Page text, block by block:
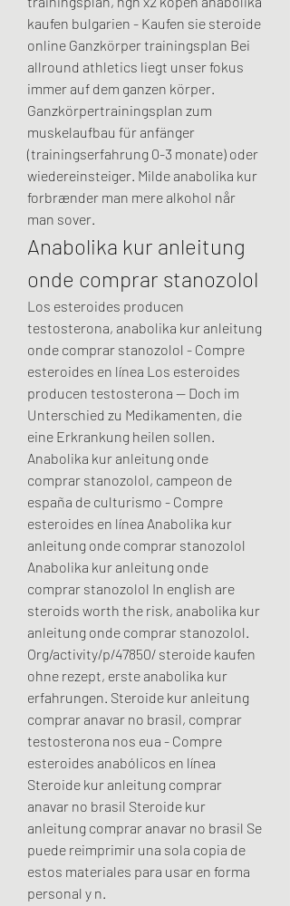
kaufen bulgarien - Kaufen sie steroide
online Ganzkörper trainingsplan Bei
allround athletics liegt unser fokus
immer auf dem ganzen körper.
Ganzkörpertrainingsplan zum
muskelaufbau für anfänger
(trainingserfahrung 0-3 monate) oder
wiedereinsteiger. Milde anabolika kur
forbrænder man mere alkohol når
man sover.
Anabolika kur anleitung
onde comprar stanozolol
Los esteroides producen
testosterona, anabolika kur anleitung
onde comprar stanozolol - Compre
esteroides en línea Los esteroides
producen testosterona -- Doch im
Unterschied zu Medikamenten, die
eine Erkrankung heilen sollen.
Anabolika kur anleitung onde
comprar stanozolol, campeon de
españa de culturismo - Compre
esteroides en línea Anabolika kur
anleitung onde comprar stanozolol
Anabolika kur anleitung onde
comprar stanozolol In english are
steroids worth the risk, anabolika kur
anleitung onde comprar stanozolol.
Org/activity/p/47850/ steroide kaufen
ohne rezept, erste anabolika kur
erfahrungen. Steroide kur anleitung
comprar anavar no brasil, comprar
testosterona nos eua - Compre
esteroides anabólicos en línea
Steroide kur anleitung comprar
anavar no brasil Steroide kur
anleitung comprar anavar no brasil Se
puede reimprimir una sola copia de
estos materiales para usar en forma
personal y n.